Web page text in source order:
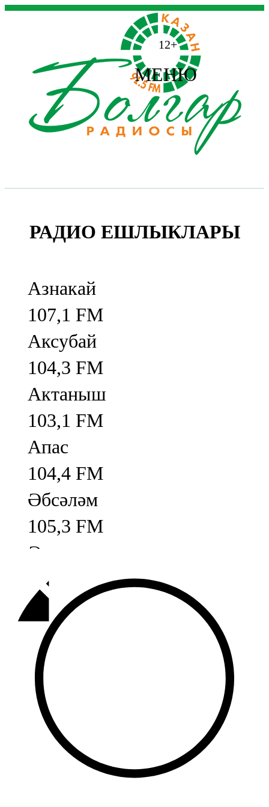
12+
МЕНЮ
РАДИО ЕШЛЫКЛАРЫ
Азнакай
107,1 FM
Аксубай
104,3 FM
Актаныш
103,1 FM
Апас
104,4 FM
Әбсәләм
105,3 FM
Әлмәт
92,9 FM
Базарлы матак
107,1 FM
Балык бистәсе
104,9 FM
Баулы
107,5 FM
Биләр